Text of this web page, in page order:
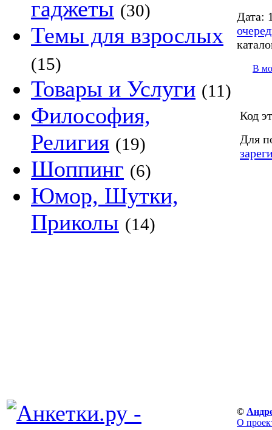
гаджеты (30)
Темы для взрослых
(15)
Товары и Услуги (11)
Философия,
Религия (19)
Шоппинг (6)
Юмор, Шутки,
Приколы (14)
Дата:
В
Код
Для
©
О